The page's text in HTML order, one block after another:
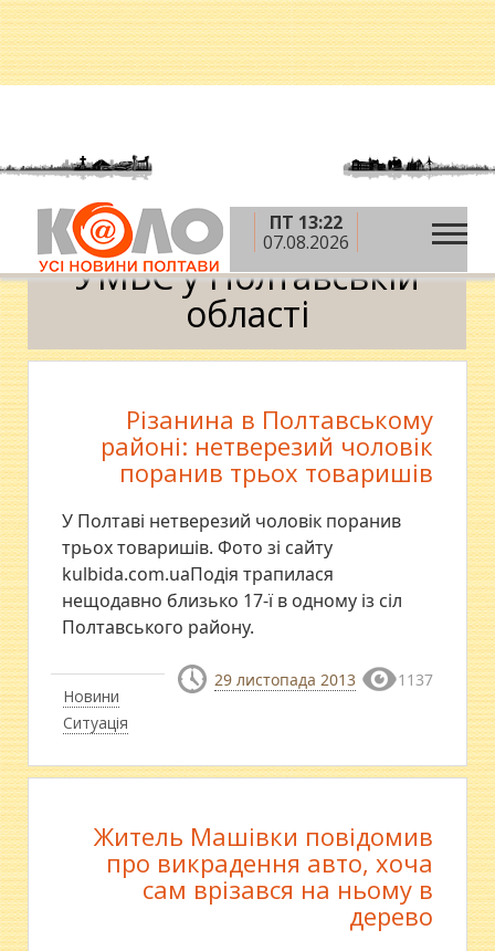
ПТ 13:22
07.08.2026
Головна » УМВС у Полтавській області
УМВС у Полтавській
області
Новини
Ситуація
Різанина в Полтавському
районі: нетверезий чоловік
поранив трьох товаришів
У Полтаві нетверезий чоловік поранив
трьох товаришів. Фото зі сайту
kulbida.com.uaПодія трапилася
нещодавно близько 17-ї в одному із сіл
Полтавського району.
29 листопада 2013 1137
Житель Машівки повідомив
про викрадення авто, хоча
сам врізався на ньому в
дерево